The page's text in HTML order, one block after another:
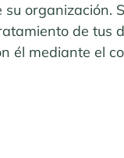
organización.
de tus
él mediante el